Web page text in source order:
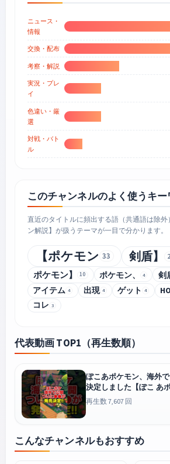
ニュース・
情報
交換・配布
考察・解説
実況・プレ
イ
色違い・厳
選
対戦・バト
ル
このチャンネルのよく使うキー
直近のタイトルに頻出する語（共通語は除
ン解説】が扱うテーマが一目で分かります。
【ポケモン 33 剣盾】
ポケモン】 10 ポケモン、 4 剣
アイテム 4 出現 4 ゲット 4
コレ 3
代表動画 TOP1（再生数順）
ぽこあポケモン、海外
決定しました【ぽこ あ
ぽこあポケモン#ポケモン
再生数 7,607 回
こんなチャンネルもおすすめ